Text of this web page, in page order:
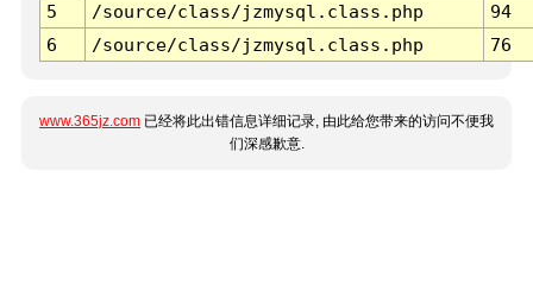
5
/source/class/jzmysql.class.php
94
6
/source/class/jzmysql.class.php 76
www.365jz.com 已经将此出错信息详细记录, 由此给您带来的访问不便我
们深感歉意.